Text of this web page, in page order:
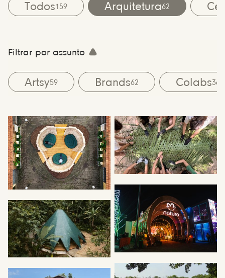
Todos159 Arquitetura62
Filtrar por assunto
Artsy59 Brands62 Colabs36